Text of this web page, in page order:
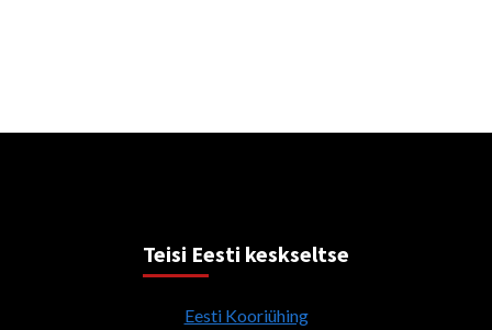
Teisi Eesti keskseltse
Eesti Kooriühing